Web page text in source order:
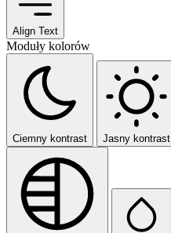
Align Text
Moduły kolorów
Ciemny kontrast Jasny kontrast